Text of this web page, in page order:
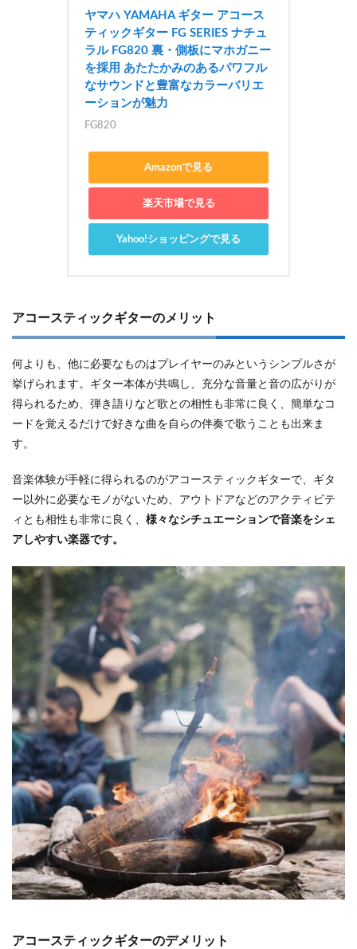
ヤマハ YAMAHA ギター アコース
ティックギター FG SERIES ナチュ
ラル FG820 裏・側板にマホガニー
を採用 あたたかみのあるパワフル
なサウンドと豊富なカラーバリエ
ーションが魅力
FG820
Amazonで見る
楽天市場で見る
Yahoo!ショッピングで見る
アコースティックギターのメリット
何よりも、他に必要なものはプレイヤーのみというシンプルさが
挙げられます。ギター本体が共鳴し、充分な音量と音の広がりが
得られるため、弾き語りなど歌との相性も非常に良く、簡単なコ
ードを覚えるだけで好きな曲を自らの伴奏で歌うことも出来ま
す。
音楽体験が手軽に得られるのがアコースティックギターで、ギタ
ー以外に必要なモノがないため、アウトドアなどのアクティビテ
ィとも相性も非常に良く、 様々なシチュエーションで音楽をシェ
アしやすい楽器です。
アコースティックギターのデメリット